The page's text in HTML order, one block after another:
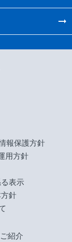
報保護方針
用方針
表示
針
紹介